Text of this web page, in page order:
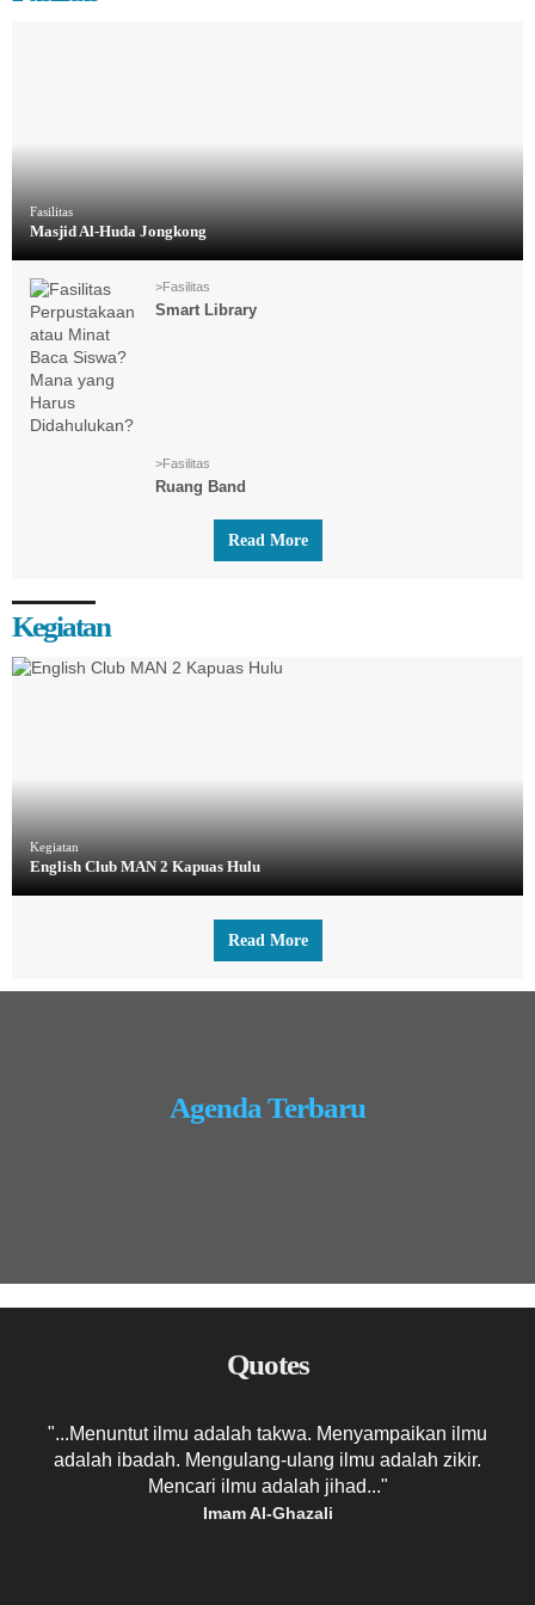
Fasilitas
Masjid Al-Huda Jongkong
>Fasilitas
Smart Library
>Fasilitas
Ruang Band
Read More
Kegiatan
Kegiatan
English Club MAN 2 Kapuas Hulu
Read More
Agenda Terbaru
Quotes
"...Menuntut ilmu adalah takwa. Menyampaikan ilmu
adalah ibadah. Mengulang-ulang ilmu adalah zikir.
Mencari ilmu adalah jihad..."
Imam Al-Ghazali